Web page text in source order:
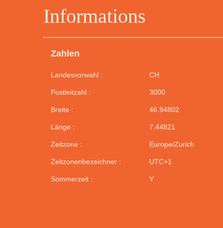
Informations
Zahlen
Landesvorwahl : CH
Postleitzahl : 3000
Breite : 46.94802
Länge : 7.44821
Zeitzone : Europe/Zurich
Zeitzonenbezeichner : UTC+1
Sommerzeit : Y